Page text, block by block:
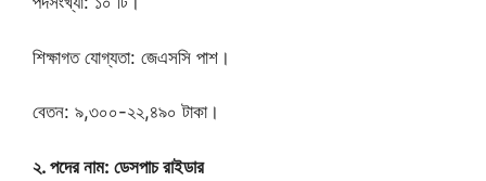
শিক্ষাগত যোগ্যতা: জেএসসি পাশ।
বেতন: ৯,৩০০-২২,৪৯০ টাকা।
২. পদের নাম: ডেসপাচ রাইডার